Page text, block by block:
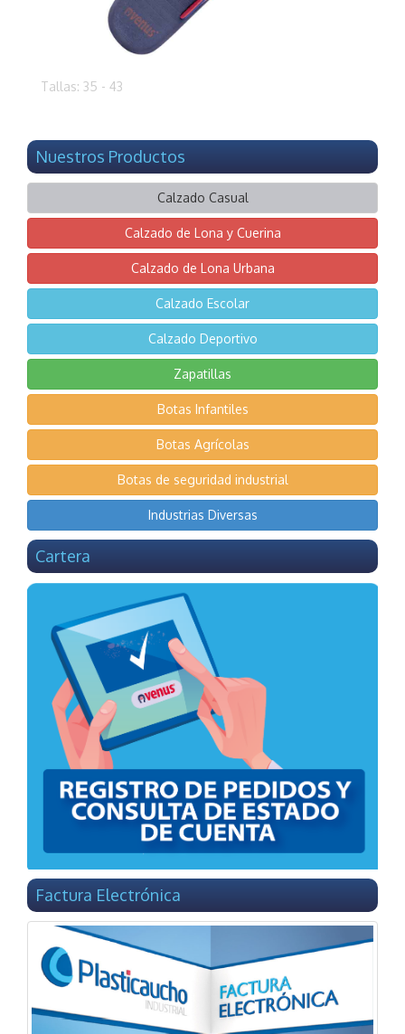
Tallas: 35 - 43
Nuestros Productos
Calzado Casual
Calzado de Lona y Cuerina
Calzado de Lona Urbana
Calzado Escolar
Calzado Deportivo
Zapatillas
Botas Infantiles
Botas Agrícolas
Botas de seguridad industrial
Industrias Diversas
Cartera
Factura Electrónica